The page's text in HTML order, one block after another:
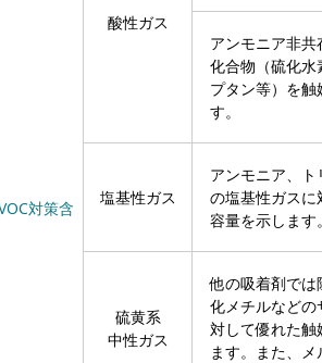
対策含
酸性ガス
アンモニア非
化合物（硫化水
プタン等）を触
す。
塩基性ガス
アンモニア、
の塩基性ガス
容量を示します。
硫黄系
中性ガス
他の吸着剤で
化メチルなどの
対して優れた触
ます。また、